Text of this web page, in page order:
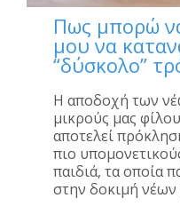
Πως μπορώ
μου να
“δύσκολο”
Η αποδοχή των
μικρούς μας
αποτελεί
πιο
παιδιά, τα οποία
στην δοκιμή νέων